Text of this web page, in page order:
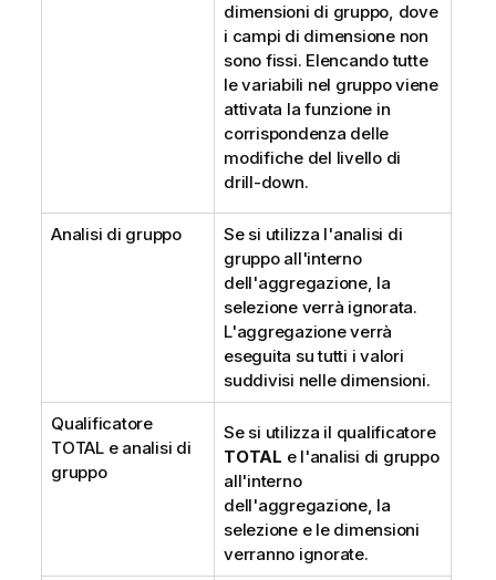
dimensioni di gruppo, dove
i campi di dimensione non
sono fissi. Elencando tutte
le variabili nel gruppo viene
attivata la funzione in
corrispondenza delle
modifiche del livello di
drill-down.
Analisi di gruppo
Se si utilizza l'analisi di
gruppo all'interno
dell'aggregazione, la
selezione verrà ignorata.
L'aggregazione verrà
eseguita su tutti i valori
suddivisi nelle dimensioni.
Qualificatore
TOTALe analisi di
gruppo
Se si utilizza il qualificatore
TOTAL e l'analisi di gruppo
all'interno
dell'aggregazione, la
selezione e le dimensioni
verranno ignorate.